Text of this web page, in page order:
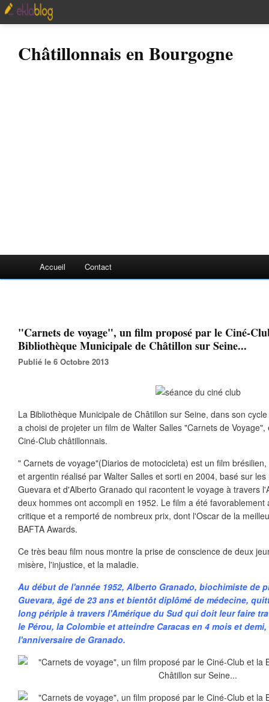
Châtillonnais en Bourgogne
Accueil Contact
"Carnets de voyage", un film proposé par le Ciné-
Bibliothèque Municipale de Châtillon sur Seine...
Publié le 6 Octobre 2013
La Bibliothèque Municipale de Châtillon sur Seine, dans son
a choisi de projeter un film de Walter Salles "Carnets de
Ciné-Club châtillonnais.
" Carnets de voyage"(Diarios de motocicleta) est un film
et argentin réalisé par Walter Salles et sorti en 2004, basé sur
Guevara et d'Alberto Granado qui racontent le voyage à travers
deux hommes ont accompli en 1952. Le film a été favorablement
critique et a remporté de nombreux prix, dont l'Oscar de la
BAFTA Awards.
Ce très beau film nous montre la prise de conscience de deux
misère, l'injustice, et la maladie.
Au début de l'année 1952, Alberto Granado, biochimiste de
Guevara, âgé de 23 ans et bientôt diplômé de médecine,
long périple à travers l'Amérique du Sud qui doit leur faire
le Pérou, la Colombie et atteindre Caracas en 4 mois et
l'anniversaire de Granado.